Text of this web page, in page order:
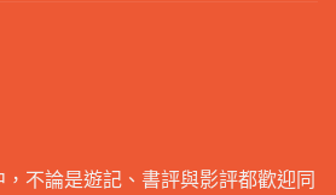
不論是遊記、書評與影評都歡迎同